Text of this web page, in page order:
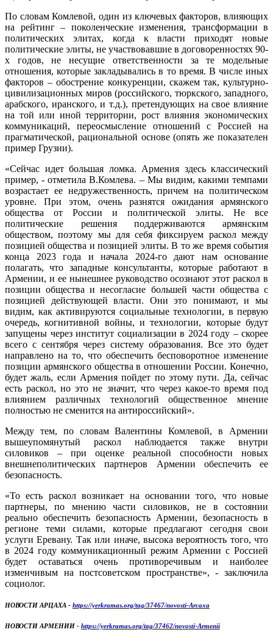
По словам Комлевой, один из ключевых факторов, влияющих
на рейтинг – поколенческие изменения, трансформации в
политических элитах, когда к власти приходят новые
политические элиты, не участвовавшие в договоренностях 90-
х годов, не несущие ответственности за те модельные
отношения, которые закладывались в то время. В числе иных
факторов – обострение конкуренции, скажем так, культурно-
цивилизационных миров (российского, тюркского, западного,
арабского, иранского, и т.д.), претендующих на свое влияние
на той или иной территории, рост влияния экономических
коммуникаций, переосмысление отношений с Россией на
прагматической, рациональной основе (опять же показателен
пример Грузии).
«Сейчас идет большая ломка. Армения здесь классический
пример, - отметила В.Комлева. – Мы видим, какими темпами
возрастает ее недружественность, причем на политическом
уровне. При этом, очень разнятся ожидания армянского
общества от России и политической элиты. Не все
политические решения поддерживаются армянским
обществом, поэтому мы для себя фиксируем раскол между
позицией общества и позицией элиты. В то же время события
конца 2023 года и начала 2024-го дают нам основание
полагать, что западные консультанты, которые работают в
Армении, и ее нынешнее руководство осознают этот раскол в
позиции общества и несогласие большей части общества с
позицией действующей власти. Они это понимают, и мы
видим, как активируются социальные технологии, в первую
очередь, когнитивной войны, и технологии, которые будут
запущены через институт социализации в 2024 году – скорее
всего с сентября через систему образования. Все это будет
направлено на то, что обеспечить бесповоротное изменение
позиции армянского общества в отношении России. Конечно,
будет жаль, если Армения пойдет по этому пути. Да, сейчас
есть раскол, но это не значит, что через какое-то время под
влиянием различных технологий общественное мнение
полностью не сменится на антироссийский».
Между тем, по словам Валентины Комлевой, в Армении
вышеупомянутый раскол наблюдается также внутри
силовиков – при оценке реальной способности новых
внешнеполитических партнеров Армении обеспечить ее
безопасность.
«То есть раскол возникает на основании того, что новые
партнеры, по мнению части силовиков, не в состоянии
реально обеспечить безопасность Армении, безопасность в
регионе теми силами, которые предлагают сегодня свои
услуги Еревану. Так или иначе, высока вероятность того, что
в 2024 году коммуникационный режим Армении с Россией
будет оставаться очень противоречивым и наиболее
изменчивым на постсоветском пространстве», - заключила
социолог.
НОВОСТИ АРЦАХА - https://yerkramas.org/tag/37467/novosti-Arcaxa
НОВОСТИ АРМЕНИИ - https://yerkramas.org/tag/37462/novosti-Armenii